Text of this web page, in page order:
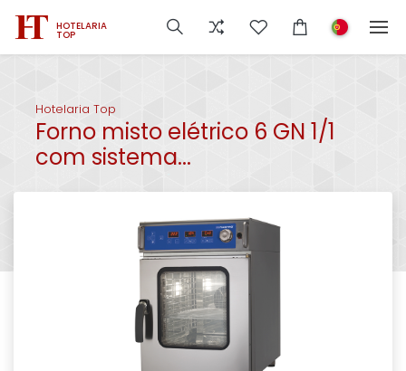
HOTELARIA
TOP
Hotelaria Top
Forno misto elétrico 6 GN 1/1
com sistema...